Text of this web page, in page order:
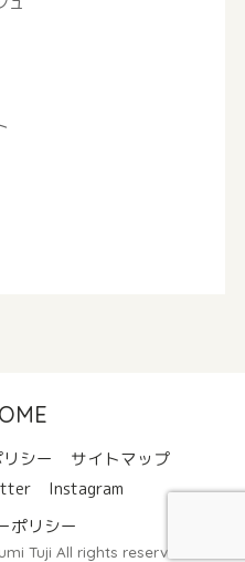
シー
サイトマップ
Instagram
ポリシー
Tuji All rights reserved.